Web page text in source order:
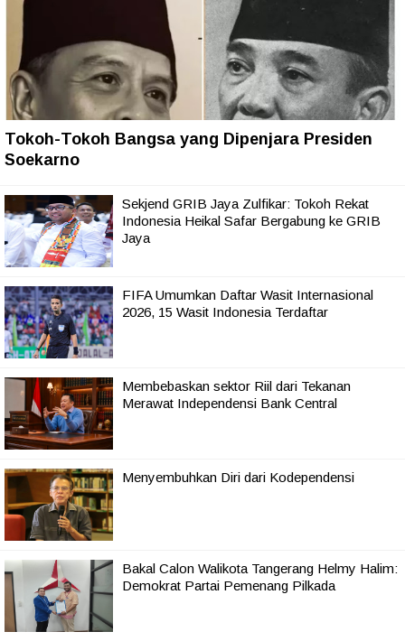
Tokoh-Tokoh Bangsa yang Dipenjara Presiden
Soekarno
Sekjend GRIB Jaya Zulfikar: Tokoh Rekat
Indonesia Heikal Safar Bergabung ke GRIB
Jaya
FIFA Umumkan Daftar Wasit Internasional
2026, 15 Wasit Indonesia Terdaftar
Membebaskan sektor Riil dari Tekanan
Merawat Independensi Bank Central
Menyembuhkan Diri dari Kodependensi
Bakal Calon Walikota Tangerang Helmy Halim:
Demokrat Partai Pemenang Pilkada